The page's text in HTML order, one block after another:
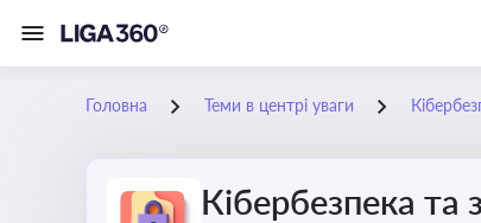
Головна Теми в центрі уваги
Кібербезпека та